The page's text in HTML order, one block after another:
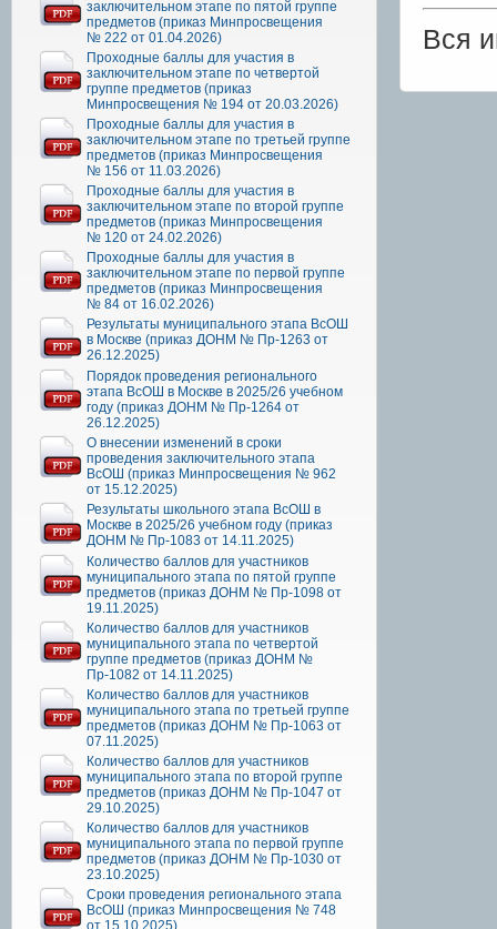
заключительном этапе по пятой группе
предметов (приказ Минпросвещения
№ 222 от 01.04.2026)
Проходные баллы для участия в
заключительном этапе по четвертой
группе предметов (приказ
Минпросвещения № 194 от 20.03.2026)
Проходные баллы для участия в
заключительном этапе по третьей группе
предметов (приказ Минпросвещения
№ 156 от 11.03.2026)
Проходные баллы для участия в
заключительном этапе по второй группе
предметов (приказ Минпросвещения
№ 120 от 24.02.2026)
Проходные баллы для участия в
заключительном этапе по первой группе
предметов (приказ Минпросвещения
№ 84 от 16.02.2026)
Результаты муниципального этапа ВсОШ
в Москве (приказ ДОНМ № Пр-1263 от
26.12.2025)
Порядок проведения регионального
этапа ВсОШ в Москве в 2025/26 учебном
году (приказ ДОНМ № Пр-1264 от
26.12.2025)
О внесении изменений в сроки
проведения заключительного этапа
ВсОШ (приказ Минпросвещения № 962
от 15.12.2025)
Результаты школьного этапа ВсОШ в
Москве в 2025/26 учебном году (приказ
ДОНМ № Пр-1083 от 14.11.2025)
Количество баллов для участников
муниципального этапа по пятой группе
предметов (приказ ДОНМ № Пр-1098 от
19.11.2025)
Количество баллов для участников
муниципального этапа по четвертой
группе предметов (приказ ДОНМ №
Пр-1082 от 14.11.2025)
Количество баллов для участников
муниципального этапа по третьей группе
предметов (приказ ДОНМ № Пр-1063 от
07.11.2025)
Количество баллов для участников
муниципального этапа по второй группе
предметов (приказ ДОНМ № Пр-1047 от
29.10.2025)
Количество баллов для участников
муниципального этапа по первой группе
предметов (приказ ДОНМ № Пр-1030 от
23.10.2025)
Сроки проведения регионального этапа
ВсОШ (приказ Минпросвещения № 748
от 15.10.2025)
Вся